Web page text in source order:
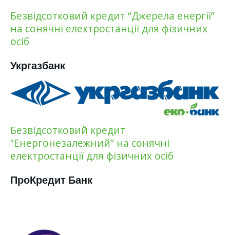
Безвідсотковий кредит “Джерела енергії”
на сонячні електростанції для фізичних
осіб
Укргазбанк
Безвідсотковий кредит
“Енергонезалежний” на сонячні
електростанції для фізичних осіб
ПроКредит Банк